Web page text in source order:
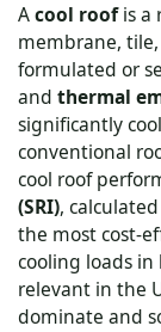
Acool roofis a
membrane,
formulated or
and thermal
significantly
conventional
cool roof
(SRI),
the most cost-
cooling loads
relevant in the
dominate and